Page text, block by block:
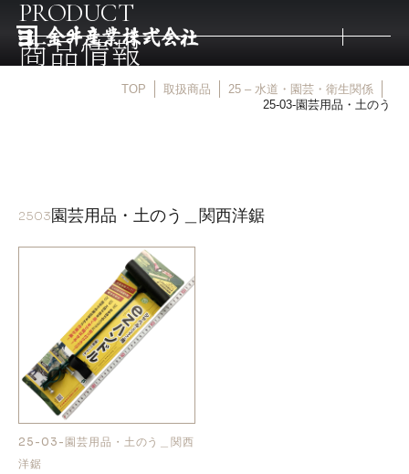
取扱メーカー
マルキン印
庖斬巴
お知らせ
PRODUCT
商品情報
TOP 取扱商品
25 – 水道・園芸・衛生関係
25-03-園芸用品・土のう
2503 園芸用品・土のう＿関西洋鋸
25-03-園芸用品・土のう＿関西
洋鋸